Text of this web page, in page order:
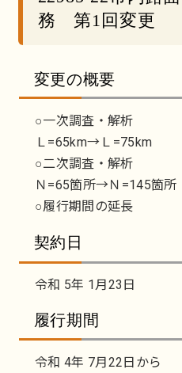
務 第1回変更
変更の概要
○一次調査・解析
Ｌ=65km→Ｌ=75km
○二次調査・解析
Ｎ=65箇所→Ｎ=145箇所
○履行期間の延長
契約日
令和 5年 1月23日
履行期間
令和 4年 7月22日から